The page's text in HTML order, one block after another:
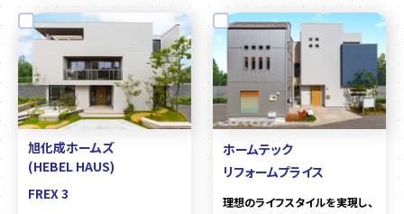
旭化成ホームズ
(HEBEL HAUS)
FREX 3
ホームテック
リフォームプライス
理想のライフスタイルを実現し、